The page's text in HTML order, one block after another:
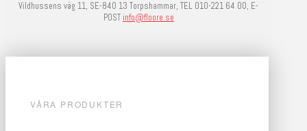
Vildhussens väg 11, SE-840 13 Torpshammar, TEL 010-221 64 00, E-
POST info@floore.se
VÅRA PRODUKTER